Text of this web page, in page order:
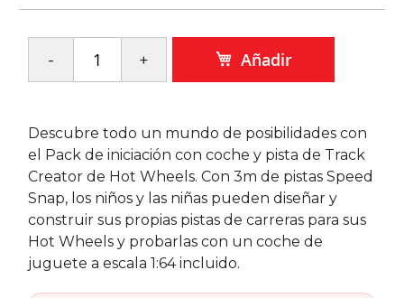
Añadir
Descubre todo un mundo de posibilidades con
el Pack de iniciación con coche y pista de Track
Creator de Hot Wheels. Con 3m de pistas Speed
Snap, los niños y las niñas pueden diseñar y
construir sus propias pistas de carreras para sus
Hot Wheels y probarlas con un coche de
juguete a escala 1:64 incluido.